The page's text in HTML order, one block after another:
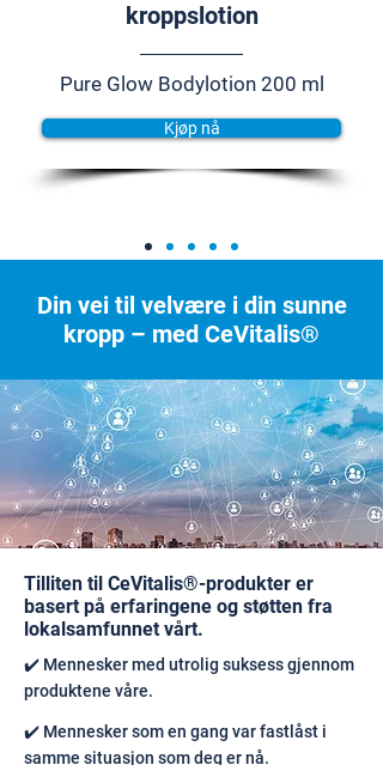
kroppslotion
Pure Glow Bodylotion 200 ml
Kjøp nå
Din vei til velvære i din sunne
kropp – med CeVitalis®
Tilliten til CeVitalis®-produkter er
basert på erfaringene og støtten fra
lokalsamfunnet vårt.
✔️ Mennesker med utrolig suksess gjennom
produktene våre.
✔️ Mennesker som en gang var fastlåst i
samme situasjon som deg er nå.